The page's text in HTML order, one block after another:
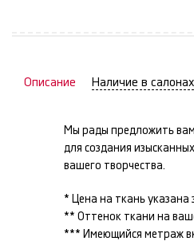
Описание Наличие в салонах
Мы рады предложить
для создания изысканных
вашего творчества.
* Цена на ткань указана
** Оттенок ткани на
*** Имеющийся метраж